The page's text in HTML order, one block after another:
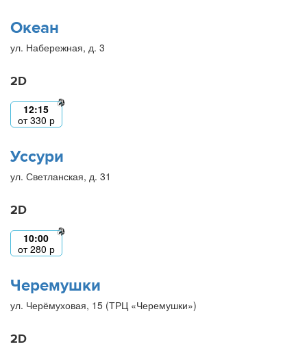
Океан
ул. Набережная, д. 3
2D
12:15
от330 р
Уссури
ул. Светланская, д. 31
2D
10:00
от280 р
Черемушки
ул. Черёмуховая, 15 (ТРЦ «Черемушки»)
2D